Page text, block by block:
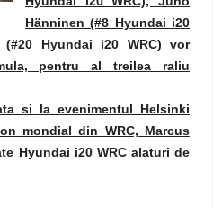
Hänninen (#8 Hyundai i20
Hyundai i20 WRC) vor
pentru al treilea raliu
si la evenimentul Helsinki
mondial din WRC, Marcus
Hyundai i20 WRC alaturi de